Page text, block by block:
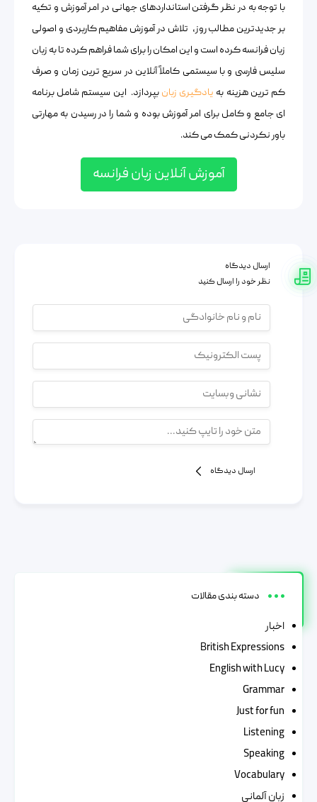
با توجه به در نظر گرفتن استانداردهای جهانی در امر آموزش و تکیه
بر جدیدترین مطالب روز، تلاش در آموزش مفاهیم کاربردی و اصولی
زبان فرانسه کرده است و این امکان را برای شما فراهم کرده تا به زبان
سلیس فارسی و با سیستمی کاملاً آنلاین در سریع ترین زمان و صرف
کم ترین هزینه به یادگیری زبان بپردازد. این سیستم شامل برنامه
ای جامع و کامل برای امر آموزش بوده و شما را در رسیدن به مهارتی
باور نکردنی کمک می کند.
آموزش آنلاین زبان فرانسه
ارسال دیدگاه
نظر خود را ارسال کنید
ارسال دیدگاه
دسته بندی مقالات
اخبار
British Expressions
English with Lucy
Grammar
Just for fun
Listening
Speaking
Vocabulary
زبان آلمانی